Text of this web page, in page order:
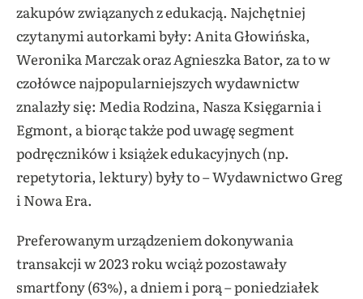
zakupów związanych z edukacją. Najchętniej
czytanymi autorkami były: Anita Głowińska,
Weronika Marczak oraz Agnieszka Bator, za to w
czołówce najpopularniejszych wydawnictw
znalazły się: Media Rodzina, Nasza Księgarnia i
Egmont, a biorąc także pod uwagę segment
podręczników i książek edukacyjnych (np.
repetytoria, lektury) były to – Wydawnictwo Greg
i Nowa Era.
Preferowanym urządzeniem dokonywania
transakcji w 2023 roku wciąż pozostawały
smartfony (63%), a dniem i porą – poniedziałek